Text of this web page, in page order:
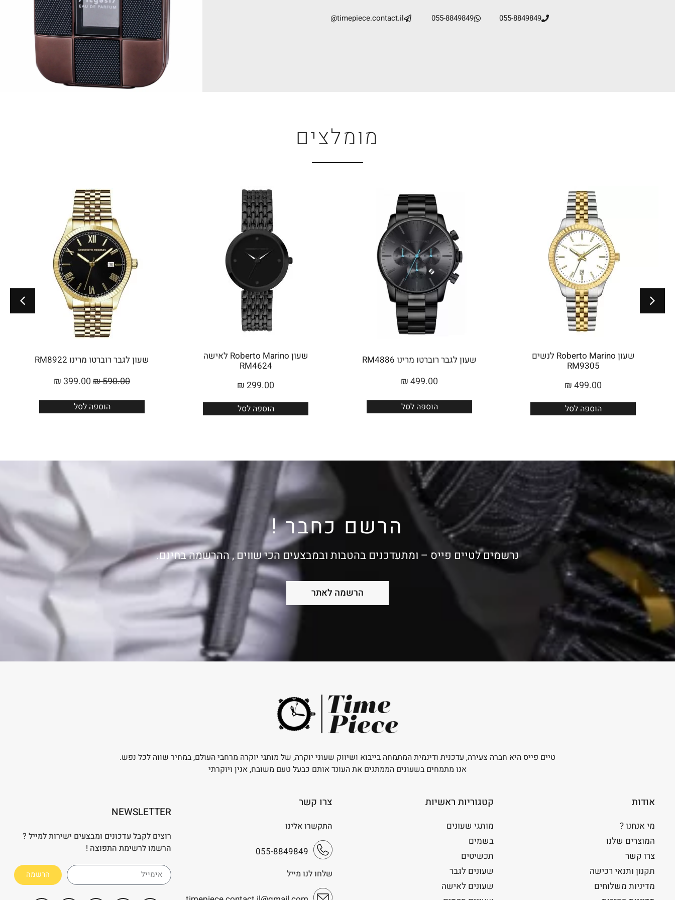
055-8849849
055-8849849
timepiece.contact.il@
מומלצים
שעון Roberto Marino לנשים
RM9305
499.00
₪
הוספה לסל
שעון לגבר רוברטו מרינו RM4886
499.00
₪
הוספה לסל
שעון Roberto Marino לאישה
RM4624
299.00
₪
הוספה לסל
שעון לגבר רוברטו מרינו RM8922
590.00
₪
399.00
₪
הוספה לסל
הרשם כחבר !
נרשמים לטיים פייס – ומתעדכנים בהטבות ובמבצעים הכי שווים , ההרשמה בחינם.
הרשמה לאתר
טיים פייס היא חברה צעירה, עדכנית ודינמית המתמחה בייבוא ושיווק שעוני יוקרה, של מותגי יוקרה מרחבי העולם, במחיר שווה לכל נפש.
אנו מתמחים בשעונים הממתגים את העונד אותם כבעל טעם משובח, אנין ויוקרתי
אודות
מי אנחנו ?
המוצרים שלנו
צרו קשר
תקנון ותנאי רכישה
מדיניות משלוחים
קטגוריות ראשיות
מותגי שעונים
בשמים
תכשיטים
שעונים לגבר
שעונים לאישה
צרו קשר
התקשרו אלינו
055-8849849
שלחו לנו מייל
NEWSLETTER
רוצים לקבל עדכונים ומבצעים ישירות למייל ?
הרשמו לרשימת התפוצה !
הרשמה